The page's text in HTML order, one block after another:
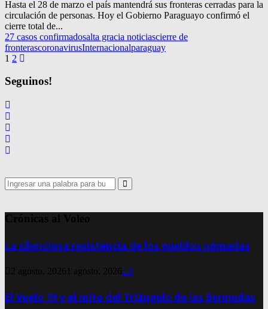
Hasta el 28 de marzo el país mantendrá sus fronteras cerradas para la
circulación de personas. Hoy el Gobierno Paraguayo confirmó el
cierre total de...
27 casos confirmadosalta gracia noticiascierre de
fronterascoronavirusInternacionalparaguay
Navegación
de
entradas
1 2
Seguinos!
Search
for:
Search
Crónicas al Voleo
La silenciosa resistencia de los pueblos nómadas
2 agosto, 2026 1 agosto, 2026 0
El Vuelo 19 y el mito del Triángulo de las Bermudas